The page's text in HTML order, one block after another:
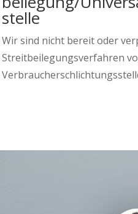
stelle
Wir sind nicht bereit oder
Streitbeilegungsverfahren